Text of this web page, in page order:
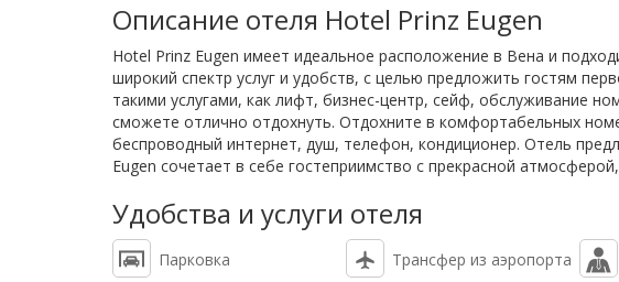
Описание отеля Hotel Prinz Eugen
Hotel Prinz Eugen имеет идеальное расположение в Вена и
широкий спектр услуг и удобств, с целью предложить гостям
такими услугами, как лифт, бизнес-центр, сейф, обслуживание
сможете отлично отдохнуть. Отдохните в комфортабельных
беспроводный интернет, душ, телефон, кондиционер. Отель
Eugen сочетает в себе гостеприимство с прекрасной
Удобства и услуги отеля
Парковка Трансфер из аэропорта